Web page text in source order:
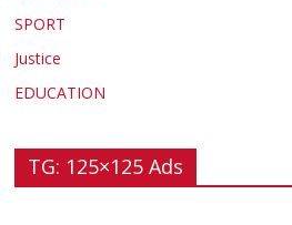
SPORT
Justice
EDUCATION
TG: 125×125 Ads